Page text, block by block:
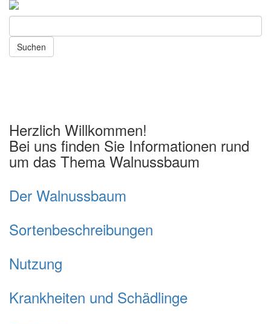
Suchen
Herzlich Willkommen!
Bei uns finden Sie Informationen rund
um das Thema Walnussbaum
Der Walnussbaum
Sortenbeschreibungen
Nutzung
Krankheiten und Schädlinge